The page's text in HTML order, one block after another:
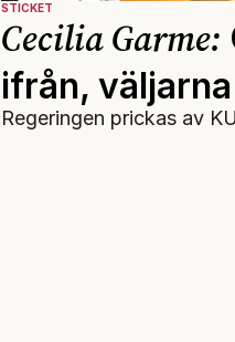
STICKET
Cecilia Garme:
ifrån,
Regeringen prickas av